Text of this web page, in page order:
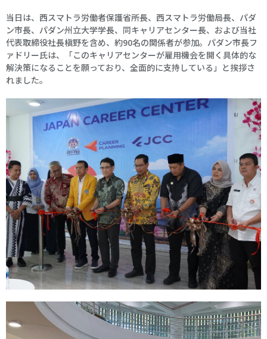
当日は、西スマトラ労働者保護省所長、西スマトラ労働局長、パダ
ン市長、パダン州立大学学長、同キャリアセンター長、および当社
代表取締役社長槇野を含め、約90名の関係者が参加。パダン市長フ
ァドリー氏は、「このキャリアセンターが雇用機会を開く具体的な
解決策になることを願っており、全面的に支持している」と挨拶さ
れました。